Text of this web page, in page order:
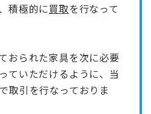
積極的に買取を行なって
おられた家具を次に必要
ていただけるように、当
取引を行なっておりま